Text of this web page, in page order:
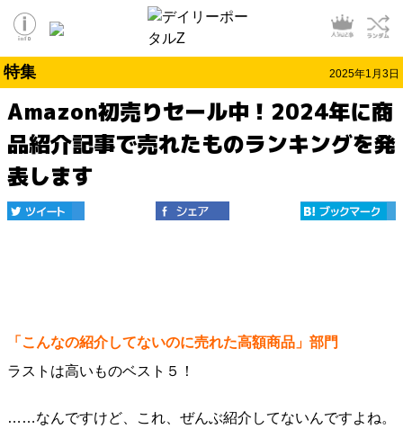
特集 2025年1月3日
Amazon初売りセール中！2024年に商
品紹介記事で売れたものランキングを発
表します
「こんなの紹介してないのに売れた高額商品」部門
ラストは高いものベスト５！
……なんですけど、これ、ぜんぶ紹介してないんですよね。